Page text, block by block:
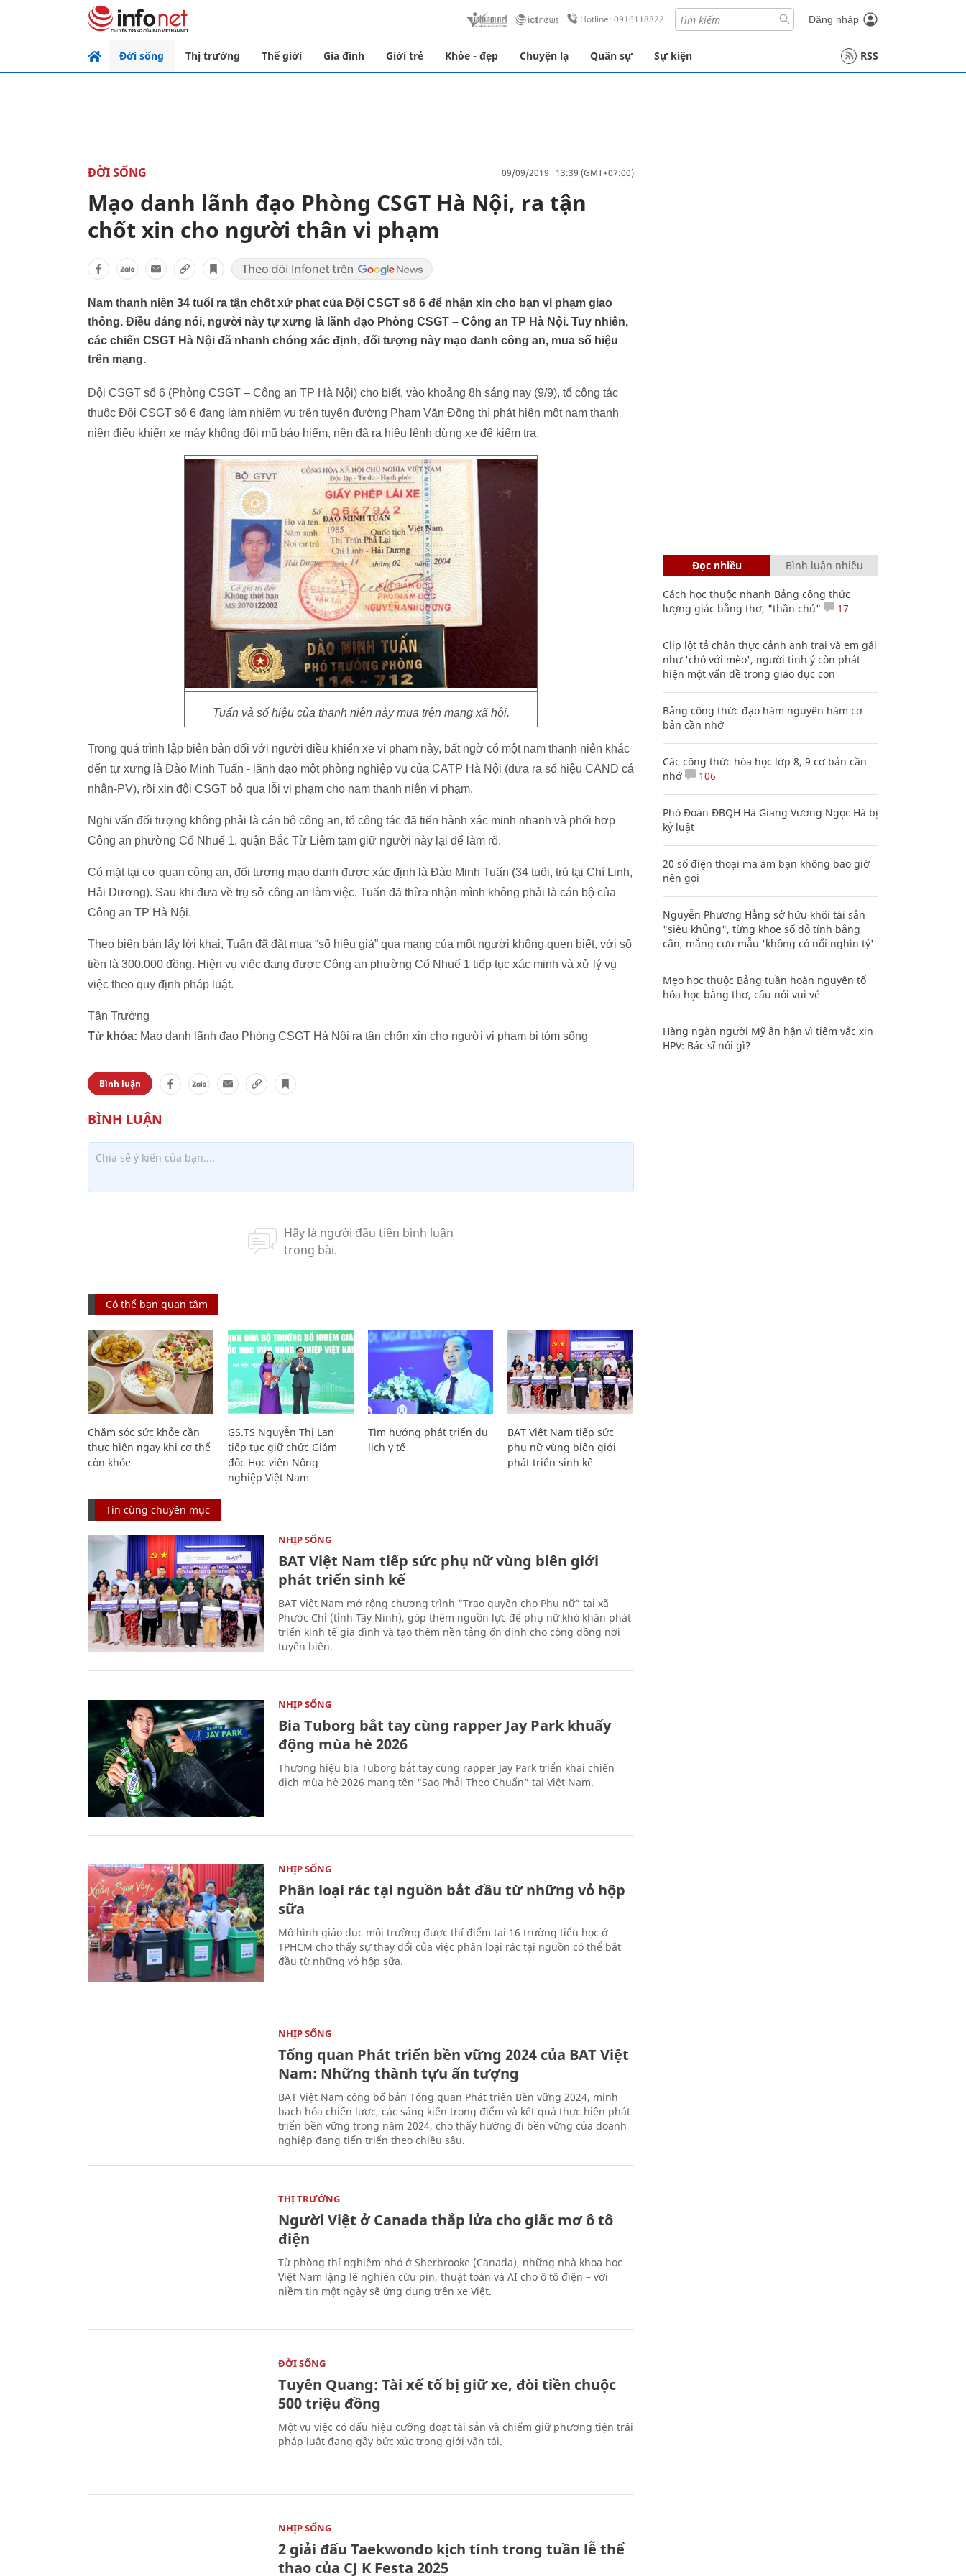
Hotline: 0916118822 Đăng nhập
Đời sống Thị trường Thế giới Gia đình Giới trẻ Khỏe - đẹp Chuyện lạ Quân sự Sự kiện RSS
ĐỜI SỐNG 09/09/2019 13:39 (GMT+07:00)
Mạo danh lãnh đạo Phòng CSGT Hà Nội, ra tận
chốt xin cho người thân vi phạm
Nam thanh niên 34 tuổi ra tận chốt xử phạt của Đội CSGT số 6 để nhận xin cho bạn vi phạm giao
thông. Điều đáng nói, người này tự xưng là lãnh đạo Phòng CSGT – Công an TP Hà Nội. Tuy nhiên,
các chiến CSGT Hà Nội đã nhanh chóng xác định, đối tượng này mạo danh công an, mua số hiệu
trên mạng.
Đội CSGT số 6 (Phòng CSGT – Công an TP Hà Nội) cho biết, vào khoảng 8h sáng nay (9/9), tổ công tác
thuộc Đội CSGT số 6 đang làm nhiệm vụ trên tuyến đường Phạm Văn Đồng thì phát hiện một nam thanh
niên điều khiển xe máy không đội mũ bảo hiểm, nên đã ra hiệu lệnh dừng xe để kiểm tra.
Tuấn và số hiệu của thanh niên này mua trên mạng xã hội.
Trong quá trình lập biên bản đối với người điều khiển xe vi phạm này, bất ngờ có một nam thanh niên khác
đến tự xưng là Đào Minh Tuấn - lãnh đạo một phòng nghiệp vụ của CATP Hà Nội (đưa ra số hiệu CAND cá
nhân-PV), rồi xin đội CSGT bỏ qua lỗi vi phạm cho nam thanh niên vi phạm.
Nghi vấn đối tượng không phải là cán bộ công an, tổ công tác đã tiến hành xác minh nhanh và phối hợp
Công an phường Cổ Nhuế 1, quận Bắc Từ Liêm tạm giữ người này lại để làm rõ.
Có mặt tại cơ quan công an, đối tượng mạo danh được xác định là Đào Minh Tuấn (34 tuổi, trú tại Chí Linh,
Hải Dương). Sau khi đưa về trụ sở công an làm việc, Tuấn đã thừa nhận mình không phải là cán bộ của
Công an TP Hà Nội.
Theo biên bản lấy lời khai, Tuấn đã đặt mua “số hiệu giả” qua mạng của một người không quen biết, với số
tiền là 300.000 đồng. Hiện vụ việc đang được Công an phường Cổ Nhuế 1 tiếp tục xác minh và xử lý vụ
việc theo quy định pháp luật.
Tân Trường
Từ khóa: Mạo danh lãnh đạo Phòng CSGT Hà Nội ra tận chốn xin cho người vị phạm bị tóm sống
Bình luận
Có thể bạn quan tâm
Chăm sóc sức khỏe cần
thực hiện ngay khi cơ thể
còn khỏe
GS.TS Nguyễn Thị Lan
tiếp tục giữ chức Giám
đốc Học viện Nông
nghiệp Việt Nam
Tìm hướng phát triển du
lịch y tế
BAT Việt Nam tiếp sức
phụ nữ vùng biên giới
phát triển sinh kế
Tin cùng chuyên mục
NHỊP SỐNG
BAT Việt Nam tiếp sức phụ nữ vùng biên giới
phát triển sinh kế
BAT Việt Nam mở rộng chương trình “Trao quyền cho Phụ nữ” tại xã
Phước Chỉ (tỉnh Tây Ninh), góp thêm nguồn lực để phụ nữ khó khăn phát
triển kinh tế gia đình và tạo thêm nền tảng ổn định cho cộng đồng nơi
tuyến biên.
NHỊP SỐNG
Bia Tuborg bắt tay cùng rapper Jay Park khuấy
động mùa hè 2026
Thương hiệu bia Tuborg bắt tay cùng rapper Jay Park triển khai chiến
dịch mùa hè 2026 mang tên "Sao Phải Theo Chuẩn” tại Việt Nam.
NHỊP SỐNG
Phân loại rác tại nguồn bắt đầu từ những vỏ hộp
sữa
Mô hình giáo dục môi trường được thí điểm tại 16 trường tiểu học ở
TPHCM cho thấy sự thay đổi của việc phân loại rác tại nguồn có thể bắt
đầu từ những vỏ hộp sữa.
NHỊP SỐNG
Tổng quan Phát triển bền vững 2024 của BAT Việt
Nam: Những thành tựu ấn tượng
BAT Việt Nam công bố bản Tổng quan Phát triển Bền vững 2024, minh
bạch hóa chiến lược, các sáng kiến trọng điểm và kết quả thực hiện phát
triển bền vững trong năm 2024, cho thấy hướng đi bền vững của doanh
nghiệp đang tiến triển theo chiều sâu.
THỊ TRƯỜNG
Người Việt ở Canada thắp lửa cho giấc mơ ô tô
điện
Từ phòng thí nghiệm nhỏ ở Sherbrooke (Canada), những nhà khoa học
Việt Nam lặng lẽ nghiên cứu pin, thuật toán và AI cho ô tô điện – với
niềm tin một ngày sẽ ứng dụng trên xe Việt.
ĐỜI SỐNG
Tuyên Quang: Tài xế tố bị giữ xe, đòi tiền chuộc
500 triệu đồng
Một vụ việc có dấu hiệu cưỡng đoạt tài sản và chiếm giữ phương tiện trái
pháp luật đang gây bức xúc trong giới vận tải.
NHỊP SỐNG
2 giải đấu Taekwondo kịch tính trong tuần lễ thể
thao của CJ K Festa 2025
Đọc nhiều Bình luận nhiều
Cách học thuộc nhanh Bảng công thức
lượng giác bằng thơ, "thần chú"
17
Clip lột tả chân thực cảnh anh trai và em gái
như 'chó với mèo', người tinh ý còn phát
hiện một vấn đề trong giáo dục con
Bảng công thức đạo hàm nguyên hàm cơ
bản cần nhớ
Các công thức hóa học lớp 8, 9 cơ bản cần
nhớ
106
Phó Đoàn ĐBQH Hà Giang Vương Ngọc Hà bị
kỷ luật
20 số điện thoại ma ám bạn không bao giờ
nên gọi
Nguyễn Phương Hằng sở hữu khối tài sản
"siêu khủng", từng khoe sổ đỏ tính bằng
cân, mắng cựu mẫu 'không có nổi nghìn tỷ'
Mẹo học thuộc Bảng tuần hoàn nguyên tố
hóa học bằng thơ, câu nói vui vẻ
Hàng ngàn người Mỹ ân hận vì tiêm vắc xin
HPV: Bác sĩ nói gì?